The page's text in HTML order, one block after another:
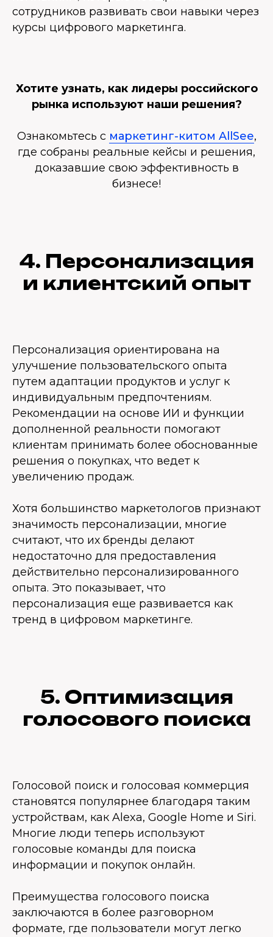
сотрудников развивать свои навыки через
курсы цифрового маркетинга.
Хотите узнать, как лидеры российского
рынка используют наши решения?
Ознакомьтесь с маркетинг-китом AllSee,
где собраны реальные кейсы и решения,
доказавшие свою эффективность в
бизнесе!
4. Персонализация
и клиентский опыт
Персонализация ориентирована на
улучшение пользовательского опыта
путем адаптации продуктов и услуг к
индивидуальным предпочтениям.
Рекомендации на основе ИИ и функции
дополненной реальности помогают
клиентам принимать более обоснованные
решения о покупках, что ведет к
увеличению продаж.
Хотя большинство маркетологов признают
значимость персонализации, многие
считают, что их бренды делают
недостаточно для предоставления
действительно персонализированного
опыта. Это показывает, что
персонализация еще развивается как
тренд в цифровом маркетинге.
5. Оптимизация
голосового поиска
Голосовой поиск и голосовая коммерция
становятся популярнее благодаря таким
устройствам, как Alexa, Google Home и Siri.
Многие люди теперь используют
голосовые команды для поиска
информации и покупок онлайн.
Преимущества голосового поиска
заключаются в более разговорном
формате, где пользователи могут легко